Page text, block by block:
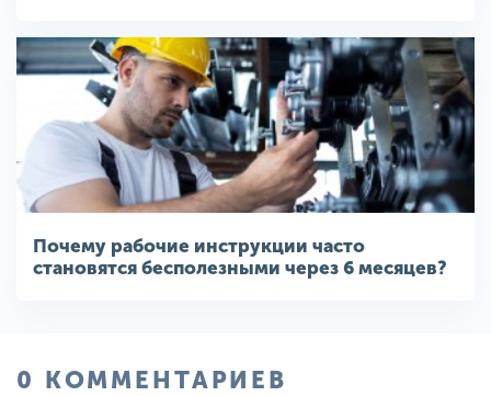
Почему рабочие инструкции часто
становятся бесполезными через 6 месяцев?
0 КОММЕНТАРИЕВ